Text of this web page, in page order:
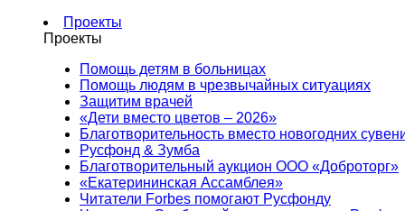
Проекты
Проекты
Помощь детям в больницах
Помощь людям в чрезвычайных ситуациях
Защитим врачей
«Дети вместо цветов – 2026»
Благотворительность вместо новогодних
Русфонд & Зумба
Благотворительный аукцион ООО «Доброторг»
«Екатерининская Ассамблея»
Читатели Forbes помогают Русфонду